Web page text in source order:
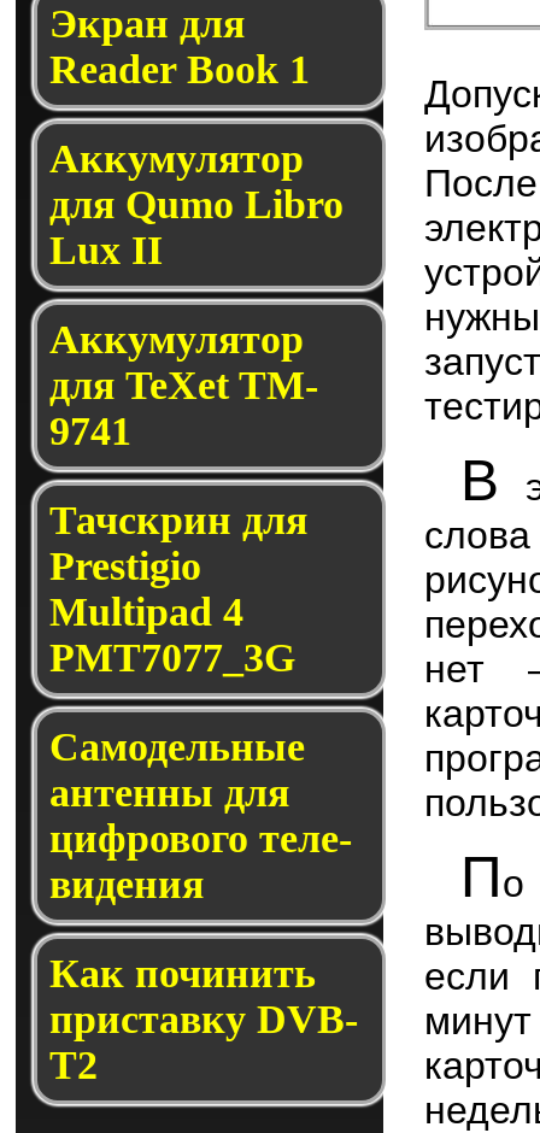
В
нет
По
если
Экран для
Reader Book 1
Аккумулятор
для Qumo Libro
Lux II
Аккумулятор
для TeXet TM-
9741
Тачскрин для
Prestigio
Multipad 4
PMT7077_3G
Само­дель­ные
ан­тен­ны для
циф­ро­во­го те­ле­
ви­де­ния
Как по­чи­нить
прис­тав­ку DVB-
T2